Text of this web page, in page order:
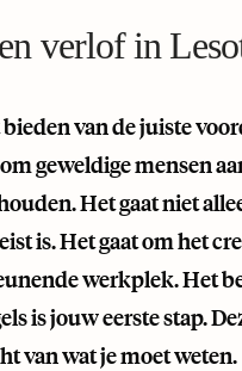
verlof in
van de juiste
geweldige mensen
Het gaat niet
is. Het gaat om het
werkplek. Het
is jouw eerste stap.
van wat je moet weten.